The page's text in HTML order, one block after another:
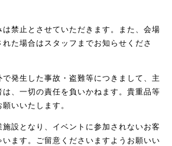
禁止とさせていただきます。また、会場
た場合はスタッフまでお知らせくださ
発生した事故・盗難等につきまして、主
、一切の責任を負いかねます。貴重品等
いいたします。
設となり、イベントに参加されないお客
ます。ご留意くださいますようお願いい